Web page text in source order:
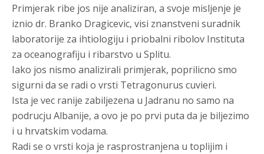
Primjerak ribe jos nije analiziran, a svoje misljenje je
iznio dr. Branko Dragicevic, visi znanstveni suradnik
laboratorije za ihtiologiju i priobalni ribolov Instituta
za oceanografiju i ribarstvo u Splitu.
Iako jos nismo analizirali primjerak, poprilicno smo
sigurni da se radi o vrsti Tetragonurus cuvieri.
Ista je vec ranije zabiljezena u Jadranu no samo na
podrucju Albanije, a ovo je po prvi puta da je biljezimo
i u hrvatskim vodama.
Radi se o vrsti koja je rasprostranjena u toplijim i